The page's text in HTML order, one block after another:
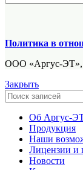
Политика в
ООО «Аргус-ЭТ»,
Закрыть
Об Аргус-
Продукция
Наши
Лицензии и
Новости